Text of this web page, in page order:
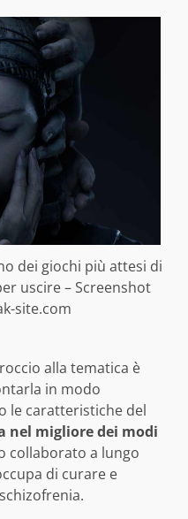
dei giochi più attesi di
uscire – Screenshot
site.com
alla tematica è
in modo
le caratteristiche del
nel migliore dei modi
collaborato a lungo
di curare e